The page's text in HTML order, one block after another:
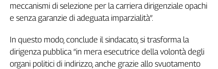
meccanismi di selezione per la carriera dirigenziale opachi
e senza garanzie di adeguata imparzialità”.
In questo modo, conclude il sindacato, si trasforma la
dirigenza pubblica “in mera esecutrice della volontà degli
organi politici di indirizzo, anche grazie allo svuotamento